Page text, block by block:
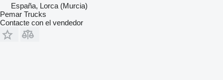
España, Lorca (Murcia)
Pemar Trucks
Contacte con el vendedor